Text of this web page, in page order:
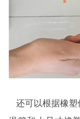
还可以根据橡塑